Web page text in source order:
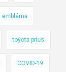
embléma
toyota prius
COVID-19